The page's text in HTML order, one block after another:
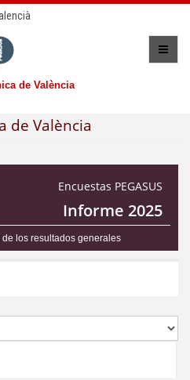
de València
de València
Encuestas PEGASUS
Informe 2025
los resultados generales